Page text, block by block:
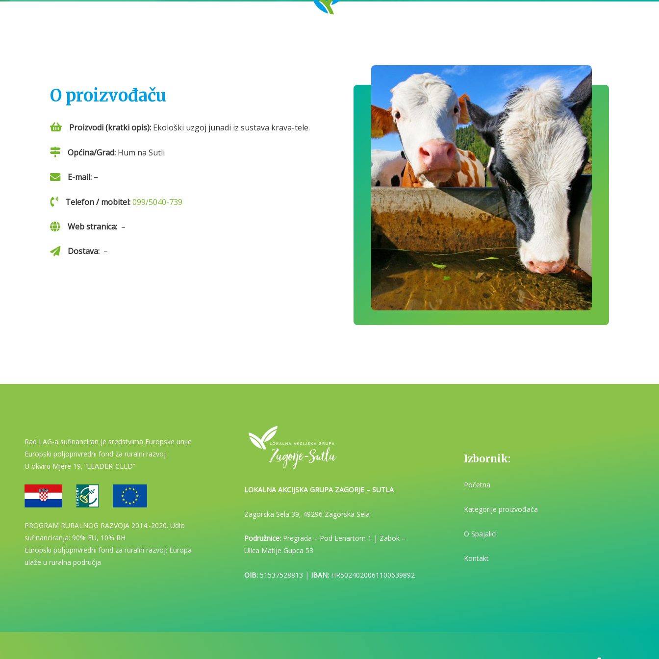
O proizvođaču
Proizvodi (kratki opis): Ekološki uzgoj junadi iz sustava krava-tele.
Općina/Grad: Hum na Sutli
E-mail: –
Telefon / mobitel:099/5040-739
Web stranica: –
Dostava: –
Rad LAG-a sufinanciran je sredstvima Europske unije
Europski poljoprivredni fond za ruralni razvoj
U okviru Mjere 19. “LEADER-CLLD”
PROGRAM RURALNOG RAZVOJA 2014.-2020. Udio
sufinanciranja: 90% EU, 10% RH
Europski poljoprivredni fond za ruralni razvoj: Europa
ulaže u ruralna područja
LOKALNA AKCIJSKA GRUPA ZAGORJE – SUTLA
Zagorska Sela 39, 49296 Zagorska Sela
Podružnice:Pregrada – Pod Lenartom 1 | Zabok –
Ulica Matije Gupca 53
OIB:51537528813 | IBAN:HR5024020061100639892
Izbornik:
Početna
Kategorije proizvođača
O Spajalici
Kontakt